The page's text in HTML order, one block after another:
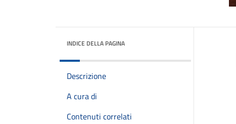
INDICE DELLA PAGINA
Descrizione
A cura di
Contenuti correlati